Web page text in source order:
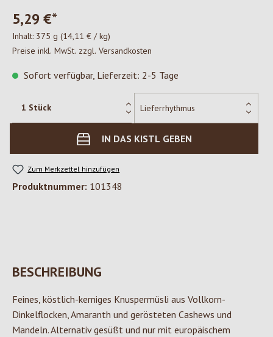
5,29 €*
Inhalt: 375 g (14,11 € / kg)
Preise inkl. MwSt. zzgl. Versandkosten
Sofort verfügbar, Lieferzeit: 2-5 Tage
IN DAS KISTL GEBEN
Zum Merkzettel hinzufügen
Produktnummer: 101348
BESCHREIBUNG
Feines, köstlich-kerniges Knuspermüsli aus Vollkorn-
Dinkelflocken, Amaranth und gerösteten Cashews und
Mandeln. Alternativ gesüßt und nur mit europäischem